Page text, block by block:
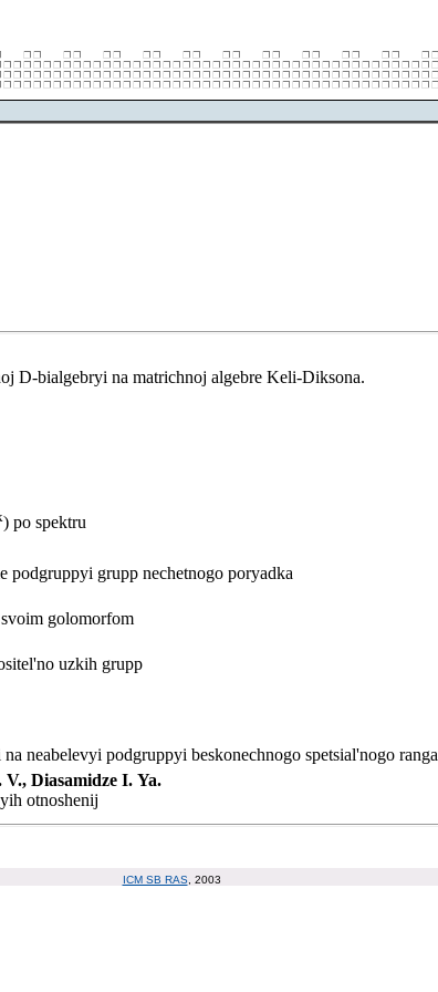
D-bialgebryi na matrichnoj algebre Keli-Diksona.
) po spektru
podgruppyi grupp nechetnogo poryadka
golomorfom
uzkih grupp
neabelevyi podgruppyi beskonechnogo spetsial'nogo ranga
Diasamidze I. Ya.
otnoshenij
ICM SB RAS, 2003